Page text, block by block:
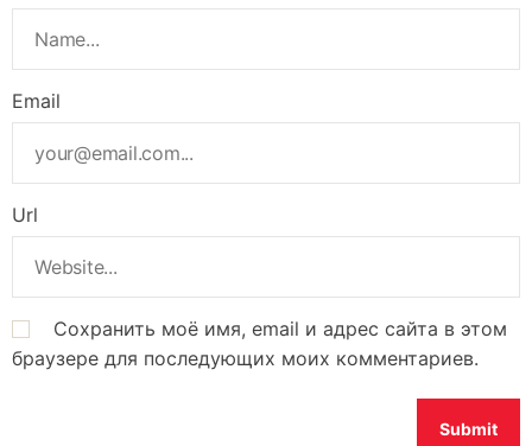
Email
Url
Сохранить моё имя, email и адрес сайта в этом
браузере для последующих моих комментариев.